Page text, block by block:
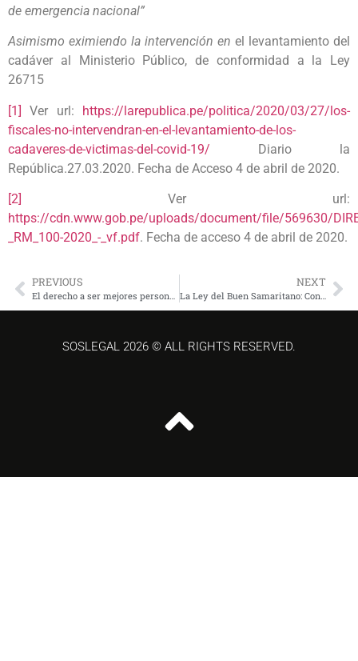
de emergencia nacional”
Asimismo eximiendo la intervención en el levantamiento del
cadáver al Ministerio Público, de conformidad a la Ley
26715
[1] Ver url: https://larepublica.pe/politica/2020/03/27/los-
fiscales-no-intervendran-en-el-levantamiento-de-los-
cadaveres-de-victimas-del-covid-19/ Diario la
República.27.03.2020. Fecha de Acceso 4 de abril de 2020.
[2]
Ver url:
https://cdn.www.gob.pe/uploads/document/file/569630/
_RM_100-2020_-_vf.pdf. Fecha de acceso 4 de abril de 2020.
PREVIOUS
El derecho a ser mejores personas
NEXT
La Ley del Buen Samaritano: Construyendo una Ley que modifica el Código Penal Peruano, para exceptuar de Responsabilidad Civil y Penal cuando se auxilia a Personas en Estado de Peligro
SOSLEGAL 2026 © ALL RIGHTS RESERVED.